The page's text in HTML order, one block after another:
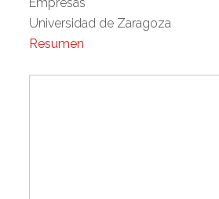
Universidad de Zaragoza
Resumen